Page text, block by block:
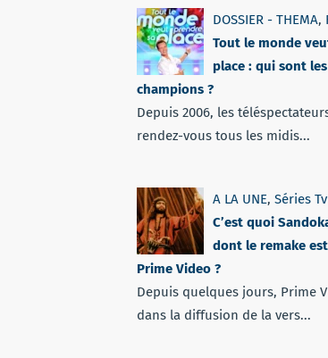
DOSSIER - THEMA,
Tout le monde
place : qui sont
champions ?
Depuis 2006, les
rendez-vous tous les midis...
A LA UNE, Séries Tv
C’est quoi
dont le remake
Prime Video ?
Depuis quelques jours, Prime
dans la diffusion de la vers...